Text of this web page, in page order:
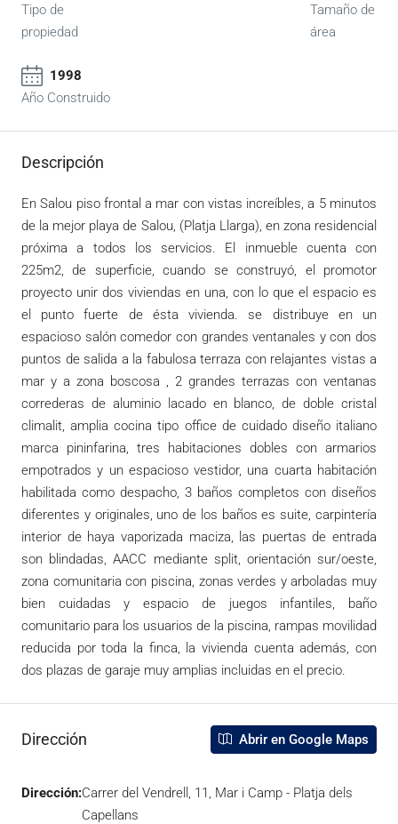
Tipo de
propiedad
Tamaño de
área
1998
Año Construido
Descripción
En Salou piso frontal a mar con vistas increíbles, a 5 minutos
de la mejor playa de Salou, (Platja Llarga), en zona residencial
próxima a todos los servicios. El inmueble cuenta con
225m2, de superficie, cuando se construyó, el promotor
proyecto unir dos viviendas en una, con lo que el espacio es
el punto fuerte de ésta vivienda. se distribuye en un
espacioso salón comedor con grandes ventanales y con dos
puntos de salida a la fabulosa terraza con relajantes vistas a
mar y a zona boscosa , 2 grandes terrazas con ventanas
correderas de aluminio lacado en blanco, de doble cristal
climalit, amplia cocina tipo office de cuidado diseño italiano
marca pininfarina, tres habitaciones dobles con armarios
empotrados y un espacioso vestidor, una cuarta habitación
habilitada como despacho, 3 baños completos con diseños
diferentes y originales, uno de los baños es suite, carpintería
interior de haya vaporizada maciza, las puertas de entrada
son blindadas, AACC mediante split, orientación sur/oeste,
zona comunitaria con piscina, zonas verdes y arboladas muy
bien cuidadas y espacio de juegos infantiles, baño
comunitario para los usuarios de la piscina, rampas movilidad
reducida por toda la finca, la vivienda cuenta además, con
dos plazas de garaje muy amplias incluidas en el precio.
Dirección Abrir en Google Maps
Dirección:Carrer del Vendrell, 11, Mar i Camp - Platja dels
Capellans